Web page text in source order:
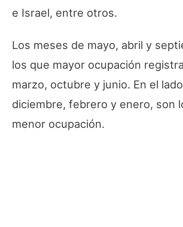
e Israel, entre otros.
Los meses de mayo, abril y
los que mayor ocupación
marzo, octubre y junio. En el
diciembre, febrero y enero, son
menor ocupación.